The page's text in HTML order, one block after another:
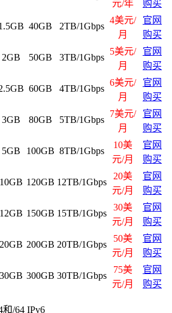
元/年
购买
40GB 2TB/1Gbps
4美元/
月
官网
购买
2GB 50GB 3TB/1Gbps
5美元/
月
官网
购买
60GB 4TB/1Gbps
6美元/
月
官网
购买
3GB 80GB 5TB/1Gbps
7美元/
月
官网
购买
5GB 100GB 8TB/1Gbps
10美
元/月
官网
购买
10GB 120GB 12TB/1Gbps
20美
元/月
官网
购买
12GB 150GB 15TB/1Gbps
30美
元/月
官网
购买
20GB 200GB 20TB/1Gbps
50美
元/月
官网
购买
30GB 300GB 30TB/1Gbps
75美
元/月
官网
购买
/64 IPv6